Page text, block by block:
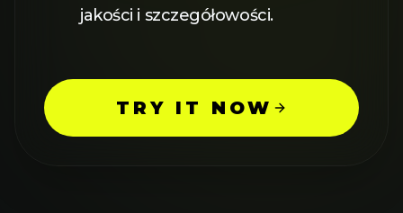
jakości i szczegółowości.
TRY IT NOW